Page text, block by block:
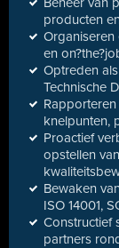
producten
en
Optreden
Technische
knelpunten,
Proactief
opstellen
Bewaken
ISO 14001,
Constructief
partners